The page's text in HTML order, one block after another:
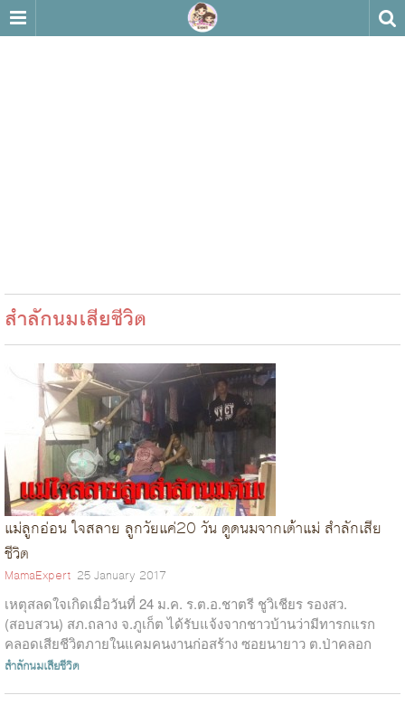
สำลักนมเสียชีวิต
แม่ลูกอ่อน ใจสลาย ลูกวัยแค่20 วัน ดูดนมจากเต้าแม่ สำลักเสีย
ชีวิต
MamaExpert 25 January 2017
เหตุสลดใจเกิดเมื่อวันที่ 24 ม.ค. ร.ต.อ.ชาตรี ชูวิเชียร รองสว.
(สอบสวน) สภ.ถลาง จ.ภูเก็ต ได้รับแจ้งจากชาวบ้านว่ามีทารกแรก
คลอดเสียชีวิตภายในแคมคนงานก่อสร้าง ซอยนายาว ต.ป่าคลอก
อ.ถลาง จ.ภูเก็ต จึงประสาน...
สำลักนมเสียชีวิต